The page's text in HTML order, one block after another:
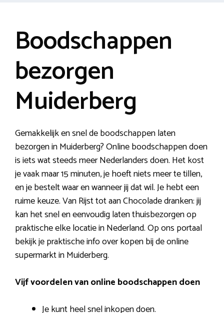
Boodschappen
bezorgen
Muiderberg
Gemakkelijk en snel de boodschappen laten
bezorgen in Muiderberg? Online boodschappen doen
is iets wat steeds meer Nederlanders doen. Het kost
je vaak maar 15 minuten, je hoeft niets meer te tillen,
en je bestelt waar en wanneer jij dat wil. Je hebt een
ruime keuze. Van Rijst tot aan Chocolade dranken: jij
kan het snel en eenvoudig laten thuisbezorgen op
praktische elke locatie in Nederland. Op ons portaal
bekijk je praktische info over kopen bij de online
supermarkt in Muiderberg.
Vijf voordelen van online boodschappen doen
Je kunt heel snel inkopen doen.